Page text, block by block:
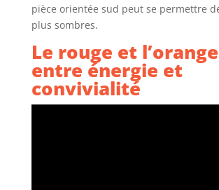
pièce orientée sud peut se permettre
plus sombres.
Le rouge et
entre énergie et
convivialité